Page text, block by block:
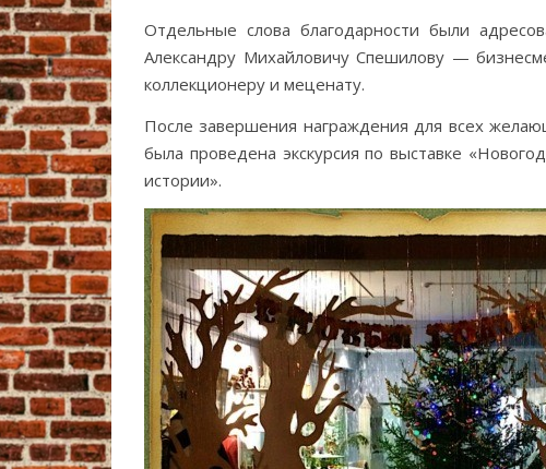
Отдельные слова благодарности были
Александру Михайловичу Спешилову —
коллекционеру и меценату.
После завершения награждения для всех
была проведена экскурсия по выставке
истории».